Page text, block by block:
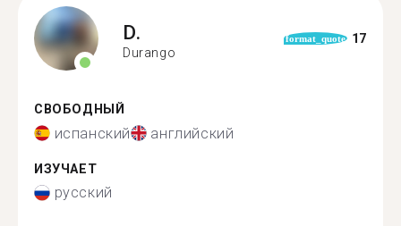
D.
Durango
format_quote 17
СВОБОДНЫЙ
испанский английский
ИЗУЧАЕТ
русский